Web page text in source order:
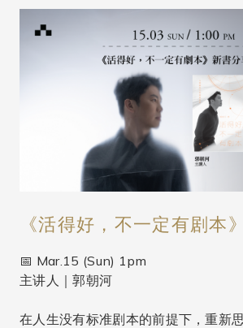
《活得好，不一定有剧本
📅 Mar.15 (Sun) 1pm
主讲人｜郭朝河
在人生没有标准剧本的前提下，重新